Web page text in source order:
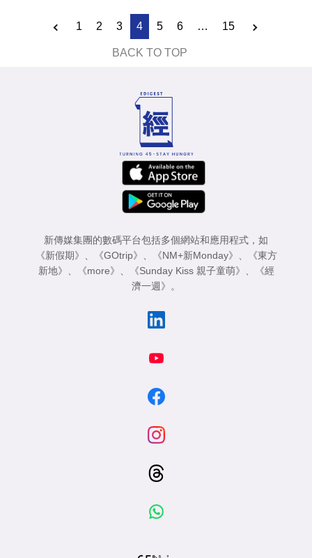
1 2 3 4 5 6 … 15
BACK TO TOP
新傳媒集團的數碼平台包括多個網站和應用程式，如
《新假期》 、 《GOtrip》 、 《NM+新Monday》 、
《東方
新地》 、 《more》 、 《Sunday Kiss 親子童萌》 、
《經
濟一週》 。